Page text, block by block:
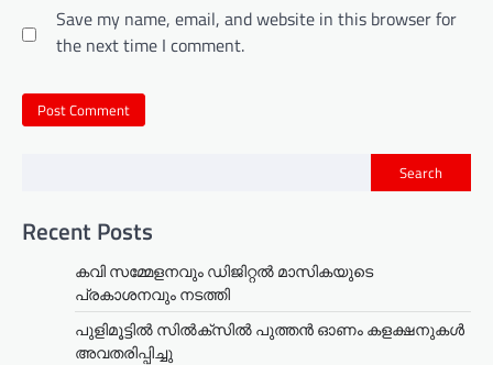
Save my name, email, and website in this browser for
the next time I comment.
Search
Recent Posts
കവി സമ്മേളനവും ഡിജിറ്റൽ മാസികയുടെ
പ്രകാശനവും നടത്തി
പുളിമൂട്ടിൽ സിൽക്‌സിൽ പുത്തൻ ഓണം കളക്ഷനുകൾ
അവതരിപ്പിച്ചു